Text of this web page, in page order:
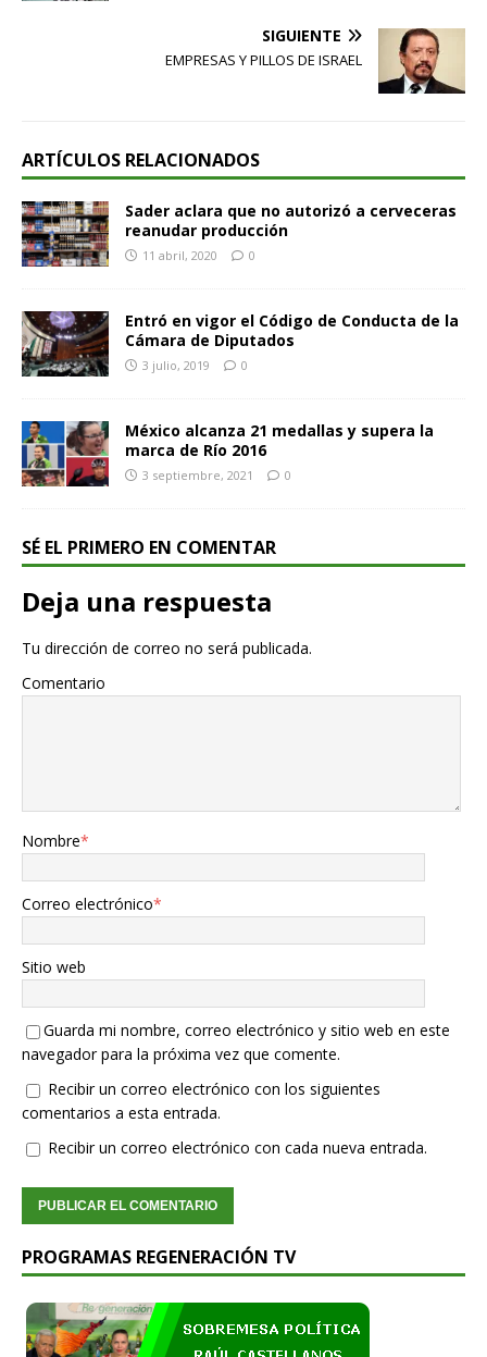
SIGUIENTE
EMPRESAS Y PILLOS DE ISRAEL
ARTÍCULOS RELACIONADOS
Sader aclara que no autorizó a cerveceras
reanudar producción
11 abril, 2020 0
Entró en vigor el Código de Conducta de la
Cámara de Diputados
3 julio, 2019 0
México alcanza 21 medallas y supera la
marca de Río 2016
3 septiembre, 2021 0
SÉ EL PRIMERO EN COMENTAR
Deja una respuesta
Tu dirección de correo no será publicada.
Comentario
Nombre*
Correo electrónico*
Sitio web
Guarda mi nombre, correo electrónico y sitio web en este
navegador para la próxima vez que comente.
Recibir un correo electrónico con los siguientes
comentarios a esta entrada.
Recibir un correo electrónico con cada nueva entrada.
PROGRAMAS REGENERACIÓN TV